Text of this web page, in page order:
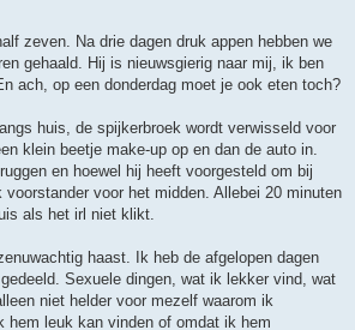
zeven. Na drie dagen druk appen hebben we
gehaald. Hij is nieuwsgierig naar mij, ik ben
ach, op een donderdag moet je ook eten toch?
huis, de spijkerbroek wordt verwisseld voor
klein beetje make-up op en dan de auto in.
en hoewel hij heeft voorgesteld om bij
voorstander voor het midden. Allebei 20 minuten
als het irl niet klikt.
haast. Ik heb de afgelopen dagen
Sexuele dingen, wat ik lekker vind, wat
niet helder voor mezelf waarom ik
hem leuk kan vinden of omdat ik hem